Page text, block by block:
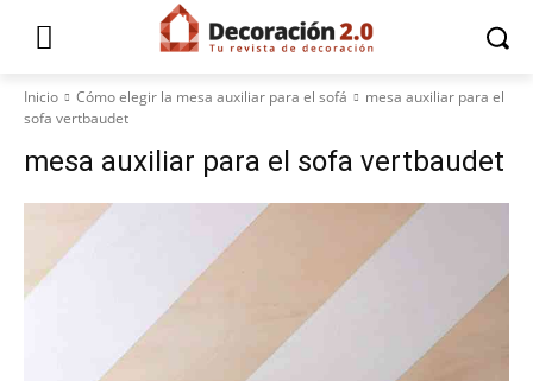
Inicio Cómo elegir la mesa auxiliar para el sofá
mesa auxiliar para el
sofa vertbaudet
mesa auxiliar para el sofa vertbaudet